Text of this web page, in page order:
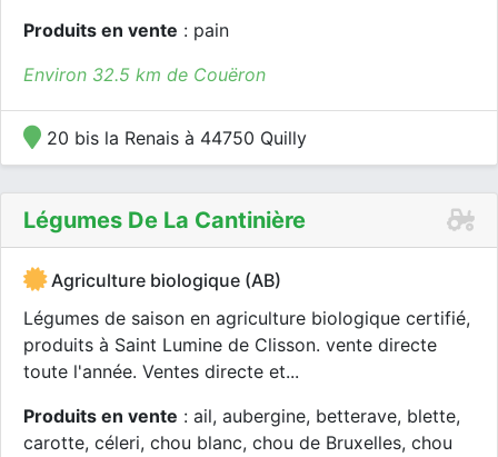
Produits en vente : pain
Environ 32.5 km de Couëron
20 bis la Renais à 44750 Quilly
Légumes De La Cantinière
Agriculture biologique (AB)
Légumes de saison en agriculture biologique certifié,
produits à Saint Lumine de Clisson. vente directe
toute l'année. Ventes directe et...
Produits en vente : ail, aubergine, betterave, blette,
carotte, céleri, chou blanc, chou de Bruxelles, chou